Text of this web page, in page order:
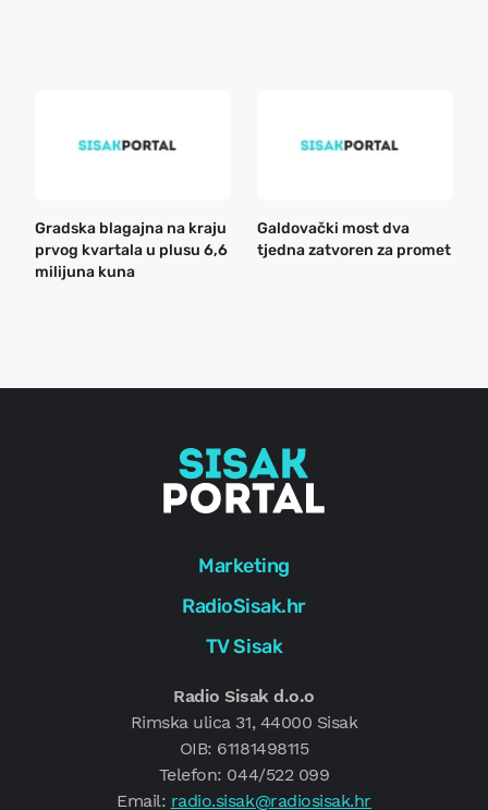
Gradska blagajna na kraju
prvog kvartala u plusu 6,6
milijuna kuna
Galdovački most dva
tjedna zatvoren za promet
Marketing
RadioSisak.hr
TV Sisak
Radio Sisak d.o.o
Rimska ulica 31, 44000 Sisak
OIB: 61181498115
Telefon: 044/522 099
Email: radio.sisak@radiosisak.hr